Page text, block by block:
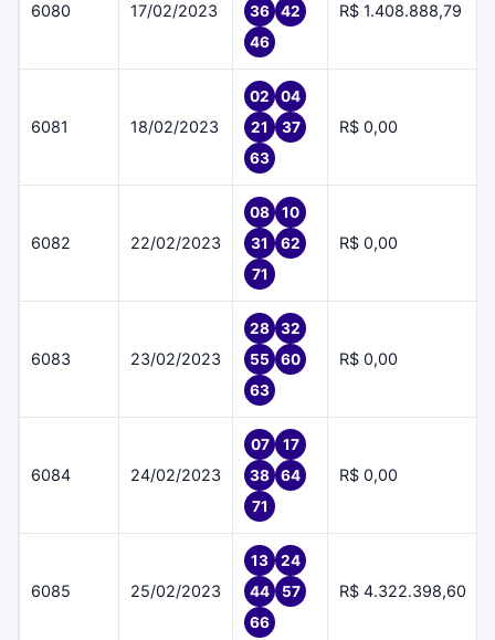
6080 17/02/2023
36
42
46
R$ 1.408.888,79
6081 18/02/2023
02
04
21
37
63
R$ 0,00
6082 22/02/2023
08
10
31
62
71
R$ 0,00
6083 23/02/2023
28
32
55
60
63
R$ 0,00
6084 24/02/2023
07
17
38
64
71
R$ 0,00
6085 25/02/2023
13
24
44
57
66
R$ 4.322.398,60